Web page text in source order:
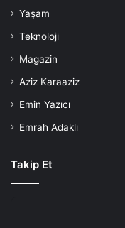
Yaşam
Teknoloji
Magazin
Aziz Karaaziz
Emin Yazıcı
Emrah Adaklı
Takip Et